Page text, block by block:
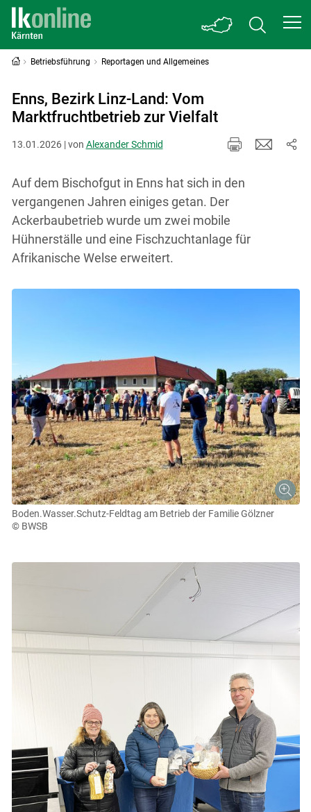
Betriebsführung Reportagen und Allgemeines
Enns, Bezirk Linz-Land: Vom
Marktfruchtbetrieb zur Vielfalt
13.01.2026 | von Alexander Schmid
Auf dem Bischofgut in Enns hat sich in den
vergangenen Jahren einiges getan. Der
Ackerbaubetrieb wurde um zwei mobile
Hühnerställe und eine Fischzuchtanlage für
Afrikanische Welse erweitert.
Boden.Wasser.Schutz-Feldtag am Betrieb der Familie Gölzner
© BWSB